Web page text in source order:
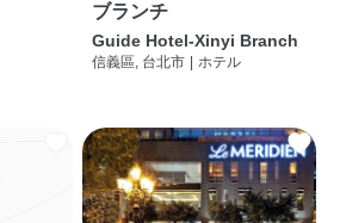
ブランチ
Guide Hotel-Xinyi Branch
信義區, 台北市 ホテル